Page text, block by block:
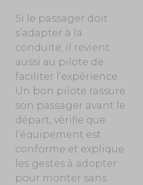
Si le passager doit
s’adapter à la
conduite, il revient
aussi au pilote de
faciliter l’expérience.
Un bon pilote rassure
son passager avant le
départ, vérifie que
l’équipement est
conforme et explique
les gestes à adopter
pour monter sans